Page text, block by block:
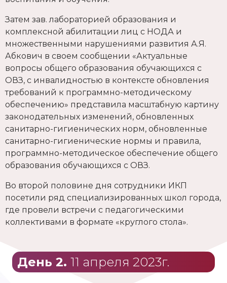
Затем зав. лабораторией образования и
комплексной абилитации лиц с НОДА и
множественными нарушениями развития А.Я.
Абкович в своем сообщении «Актуальные
вопросы общего образования обучающихся с
ОВЗ, с инвалидностью в контексте обновления
требований к программно-методическому
обеспечению» представила масштабную картину
законодательных изменений, обновленных
санитарно-гигиенических норм, обновленные
санитарно-гигиенические нормы и правила,
программно-методическое обеспечение общего
образования обучающихся с ОВЗ.
Во второй половине дня сотрудники ИКП
посетили ряд специализированных школ города,
где провели встречи с педагогическими
коллективами в формате «круглого стола».
День 2. 11 апреля 2023г.